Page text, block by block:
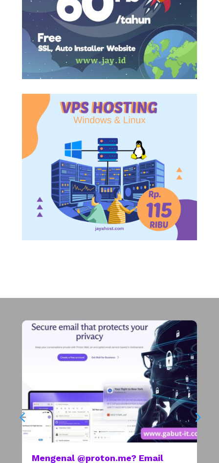
Mengenal @proton.me? Email